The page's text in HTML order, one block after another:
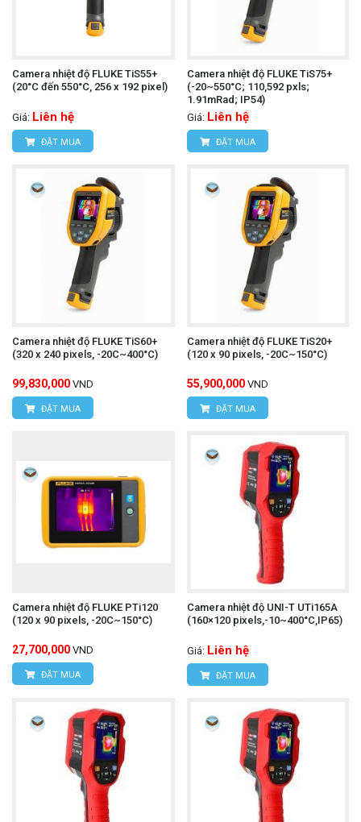
Camera nhiệt độ FLUKE TiS55+
(20°C đến 550°C, 256 x 192 pixel)
Giá: Liên hệ
ĐẶT MUA
Camera nhiệt độ FLUKE TiS75+
(-20~550°C; 110,592 pxls;
1.91mRad; IP54)
Giá: Liên hệ
ĐẶT MUA
Camera nhiệt độ FLUKE TiS60+
(320 x 240 pixels, -20C~400°C)
99,830,000 VND
ĐẶT MUA
Camera nhiệt độ FLUKE TiS20+
(120 x 90 pixels, -20C~150°C)
55,900,000 VND
ĐẶT MUA
Camera nhiệt độ FLUKE PTi120
(120 x 90 pixels, -20C~150°C)
27,700,000 VND
ĐẶT MUA
Camera nhiệt độ UNI-T UTi165A
(160×120 pixels,-10~400°C,IP65)
Giá: Liên hệ
ĐẶT MUA